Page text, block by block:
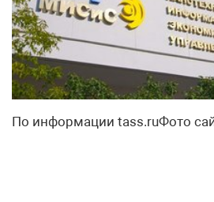
По информации tass.ruФото